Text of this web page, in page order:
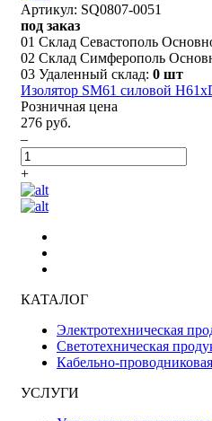
Артикул: SQ0807-0051
под заказ
01 Склад Севастополь
02 Склад Симферополь
03 Удаленный склад: 0 шт
Изолятор SM61 силовой
Розничная цена
276 руб.
–
+
КАТАЛОГ
Электротехническая
Светотехническая
Кабельно-
УСЛУГИ